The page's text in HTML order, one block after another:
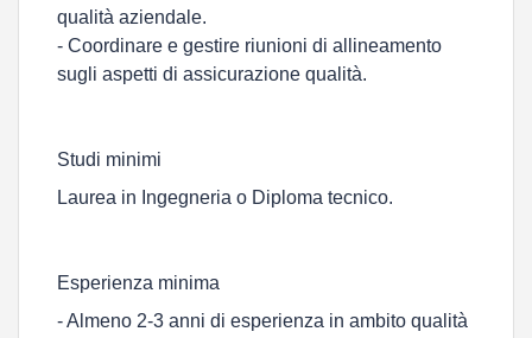
qualità aziendale.
- Coordinare e gestire riunioni di allineamento
sugli aspetti di assicurazione qualità.
Studi minimi
Laurea in Ingegneria o Diploma tecnico.
Esperienza minima
- Almeno 2-3 anni di esperienza in ambito qualità